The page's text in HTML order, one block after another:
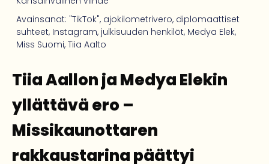
Avainsanat: "TikTok", ajokilometrivero, diplomaattiset
suhteet, Instagram, julkisuuden henkilöt, Medya Elek,
Miss Suomi, Tiia Aalto
Tiia Aallon ja Medya Elekin
yllättävä ero –
Missikaunottaren
rakkaustarina päättyi